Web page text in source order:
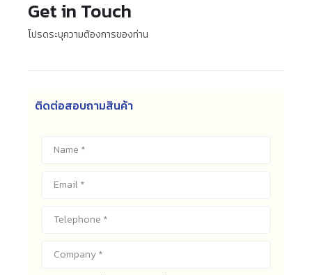
Get in Touch
โปรดระบุความต้องการของท่าน
ติดต่อสอบถามสินค้า